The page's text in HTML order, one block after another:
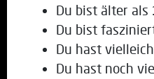
Du bist älter als
Du bist
Du hast
Du hast noch